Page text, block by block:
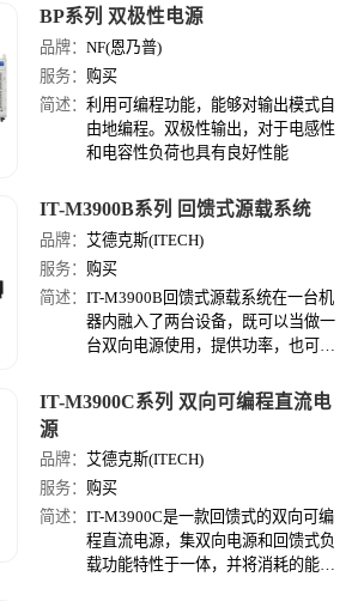
仅3U的机框内实现了双通道各21kW
通过串联&并联，输出更可高达
42kW，单台设备即可覆盖竞品3~5
台的输出范围，满足各种高电压、大
电流应用。
BP系列 双极性电源
品牌：NF(恩乃普)
服务： 购买
简述：利用可编程功能，能够对输出模式自
由地编程。双极性输出，对于电感性
和电容性负荷也具有良好性能
IT-M3900B系列 回馈式源载系统
品牌：艾德克斯(ITECH)
服务： 购买
简述：IT-M3900B回馈式源载系统在一台机
器内融入了两台设备，既可以当做一
台双向电源使用，提供功率，也可以
IT-M3900C系列 双向可编程直流电
源
品牌：艾德克斯(ITECH)
服务： 购买
简述：IT-M3900C是一款回馈式的双向可编
程直流电源，集双向电源和回馈式负
载功能特性于一体，并将消耗的能量